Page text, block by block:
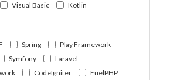
Visual Basic Kotlin
Spring
Play Framework
Symfony
Laravel
CodeIgniter
FuelPHP